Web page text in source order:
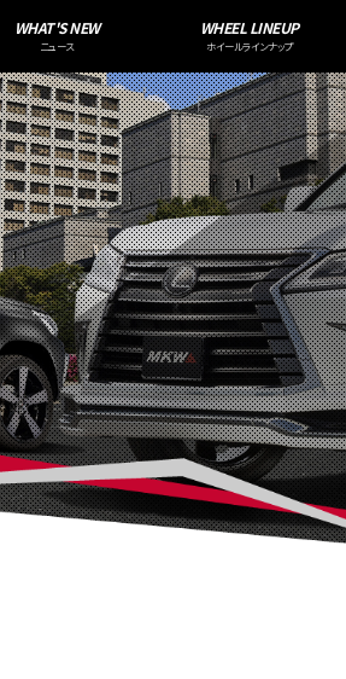
WHAT'S NEW
ニュース
WHEEL LINEUP
ホイールラインナップ